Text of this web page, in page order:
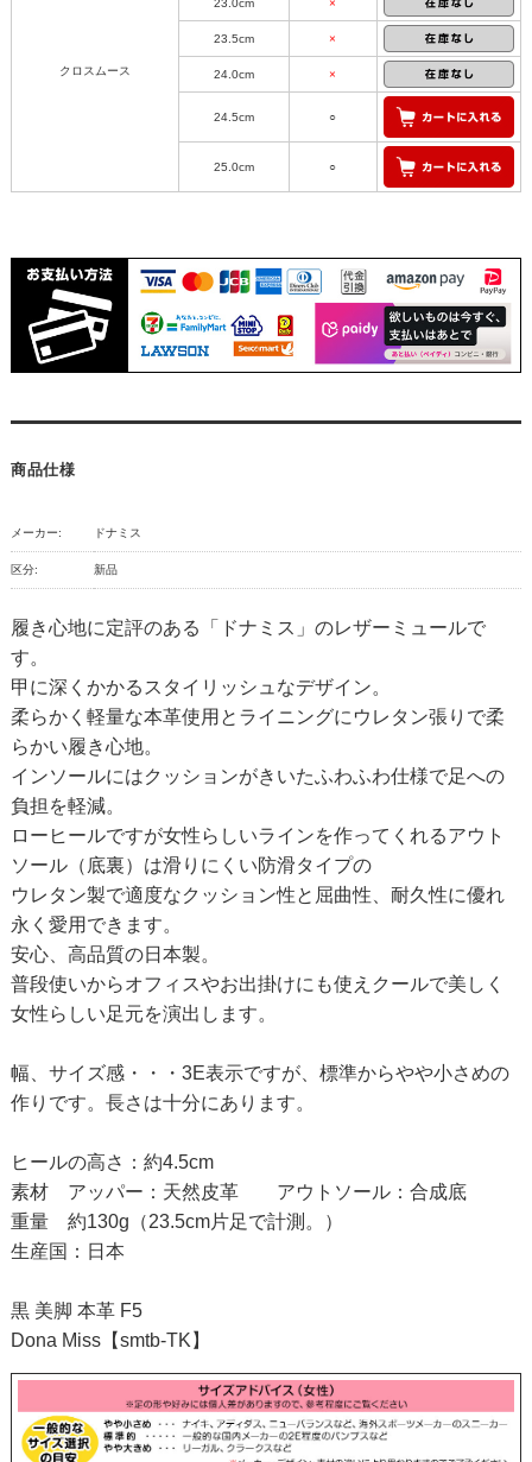
クロスムース
23.0cm ×
23.5cm ×
24.0cm ×
24.5cm ○
25.0cm ○
商品仕様
メーカー: ドナミス
区分: 新品
履き心地に定評のある「ドナミス」のレザーミュールで
す。
甲に深くかかるスタイリッシュなデザイン。
柔らかく軽量な本革使用とライニングにウレタン張りで柔
らかい履き心地。
インソールにはクッションがきいたふわふわ仕様で足への
負担を軽減。
ローヒールですが女性らしいラインを作ってくれるアウト
ソール（底裏）は滑りにくい防滑タイプの
ウレタン製で適度なクッション性と屈曲性、耐久性に優れ
永く愛用できます。
安心、高品質の日本製。
普段使いからオフィスやお出掛けにも使えクールで美しく
女性らしい足元を演出します。
幅、サイズ感・・・3E表示ですが、標準からやや小さめの
作りです。長さは十分にあります。
ヒールの高さ：約4.5cm
素材 アッパー：天然皮革 アウトソール：合成底
重量 約130g（23.5cm片足で計測。）
生産国：日本
黒 美脚 本革 F5
Dona Miss【smtb-TK】